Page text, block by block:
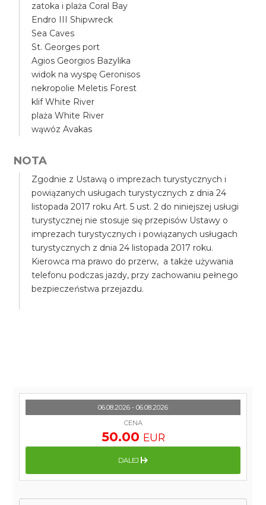
zatoka i plaża Coral Bay
Endro III Shipwreck
Sea Caves
St. Georges port
Agios Georgios Bazylika
widok na wyspę Geronisos
nekropolie Meletis Forest
klif White River
plaża White River
wąwóz Avakas
NOTA
Zgodnie z Ustawą o imprezach turystycznych i
powiązanych usługach turystycznych z dnia 24
listopada 2017 roku Art. 5 ust. 2 do niniejszej usługi
turystycznej nie stosuje się przepisów Ustawy o
imprezach turystycznych i powiązanych usługach
turystycznych z dnia 24 listopada 2017 roku.
Kierowca ma prawo do przerw, a także używania
telefonu podczas jazdy, przy zachowaniu pełnego
bezpieczeństwa przejazdu.
06.08.2026 - 06.08.2026
CENA
50.00 EUR
DALEJ